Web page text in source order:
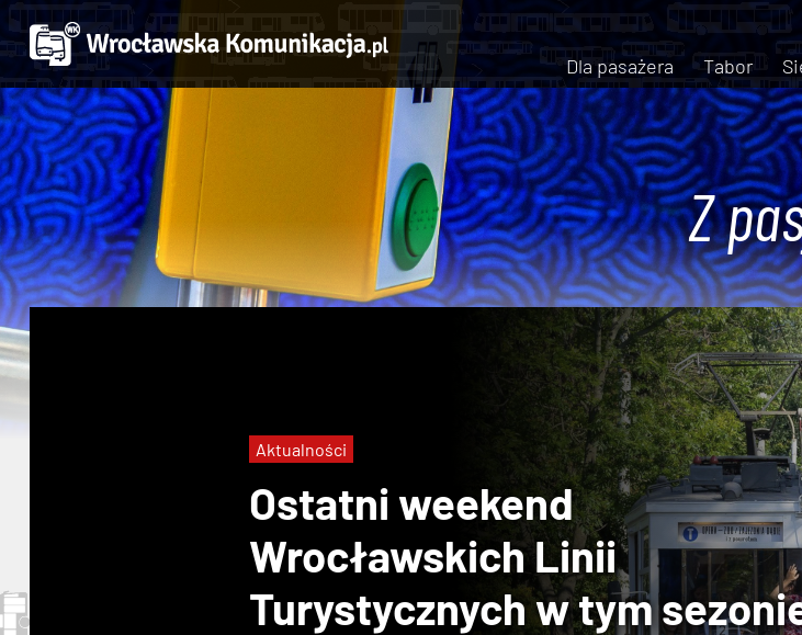
Dla pasażera Tabor
Z
Ostatni weekend
Wrocławskich Linii
Turystycznych w tym
Aktualności